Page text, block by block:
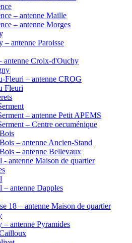
– antenne Maille
– antenne Morges
antenne Paroisse
antenne Croix-d'Ouchy
Fleuri – antenne CROG
Fleuri
– antenne Petit APEMS
– Centre oecuménique
– antenne Ancien-Stand
– antenne Bellevaux
antenne Maison de quartier
antenne Dapples
18 – antenne Maison de quartier
antenne Pyramides